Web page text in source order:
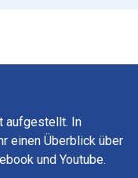
aufgestellt. In
einen Überblick über
und Youtube.